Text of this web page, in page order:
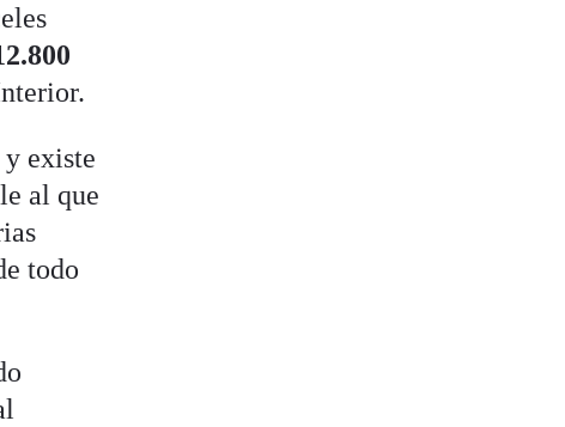
existe
al que
todo